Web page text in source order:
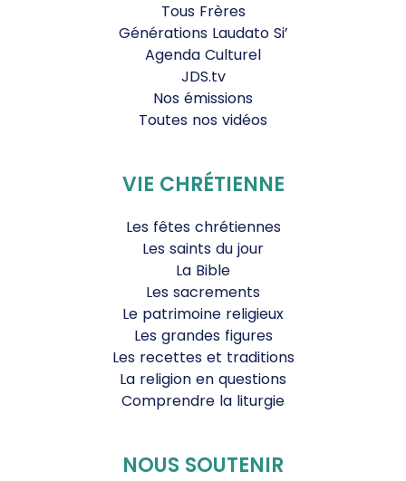
Tous Frères
Générations Laudato Si’
Agenda Culturel
JDS.tv
Nos émissions
Toutes nos vidéos
VIE CHRÉTIENNE
Les fêtes chrétiennes
Les saints du jour
La Bible
Les sacrements
Le patrimoine religieux
Les grandes figures
Les recettes et traditions
La religion en questions
Comprendre la liturgie
NOUS SOUTENIR